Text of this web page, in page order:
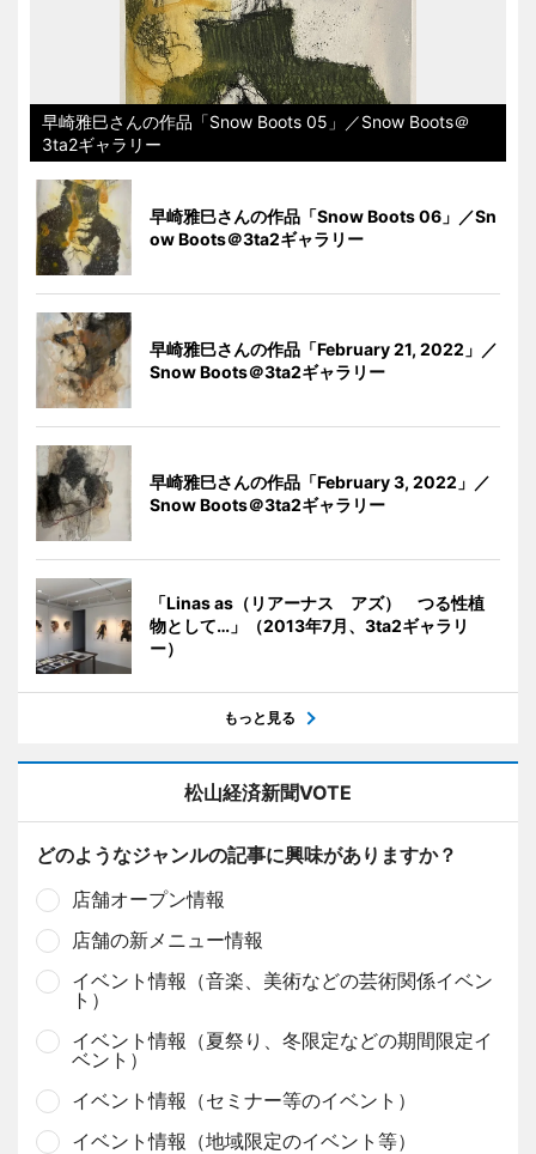
早崎雅巳さんの作品「Snow Boots 05」／Snow Boots＠
3ta2ギャラリー
早崎雅巳さんの作品「Snow Boots 06」／Sn
ow Boots＠3ta2ギャラリー
早崎雅巳さんの作品「February 21, 2022」／
Snow Boots＠3ta2ギャラリー
早崎雅巳さんの作品「February 3, 2022」／
Snow Boots＠3ta2ギャラリー
「Linas as（リアーナス アズ） つる性植
物として…」（2013年7月、3ta2ギャラリ
ー）
もっと見る
松山経済新聞VOTE
どのようなジャンルの記事に興味がありますか？
店舗オープン情報
店舗の新メニュー情報
イベント情報（音楽、美術などの芸術関係イベン
ト）
イベント情報（夏祭り、冬限定などの期間限定イ
ベント）
イベント情報（セミナー等のイベント）
イベント情報（地域限定のイベント等）